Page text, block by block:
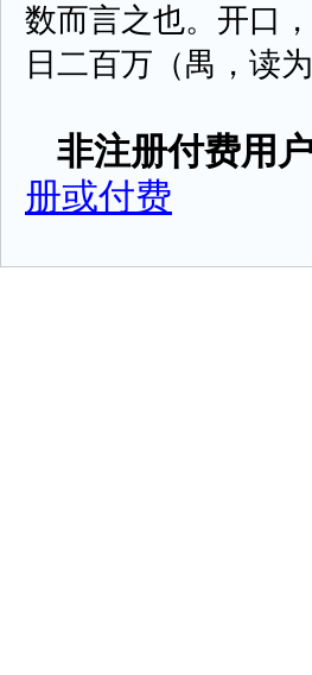
数而言之也。开口
日二百万（禺，读
非注册付费用
册或付费